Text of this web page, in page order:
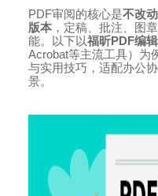
PDF审阅的核心是不改
版本，定稿、批注、图
能。以下以福昕PDF编
Acrobat等主流工具）为
与实用技巧，适配办公
景。